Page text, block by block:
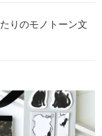
りのモノトーン文